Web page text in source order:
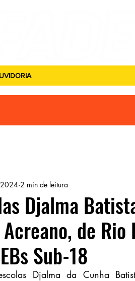
Djalma
de Rio
Sub-18
2 min de leitura
Djalma da Cunha